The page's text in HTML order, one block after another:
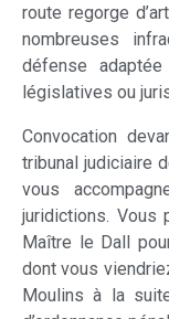
route regorge
nombreuses
défense
législatives ou
Convocation
tribunal judiciaire
vous
juridictions. Vous
Maître le Dall
dont vous
Moulins à la